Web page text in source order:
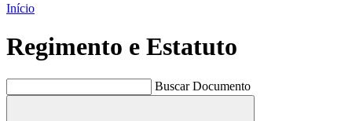
Início
Regimento e Estatuto
Buscar Documento